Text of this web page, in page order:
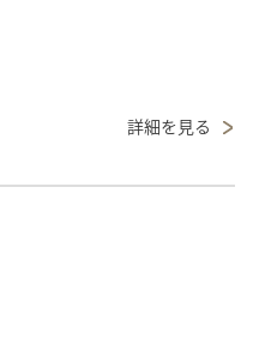
詳細を見る